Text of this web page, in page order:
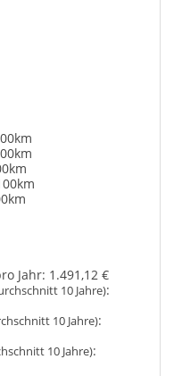
Jahr: 1.491,12 €
10 Jahre):
10 Jahre):
10 Jahre):